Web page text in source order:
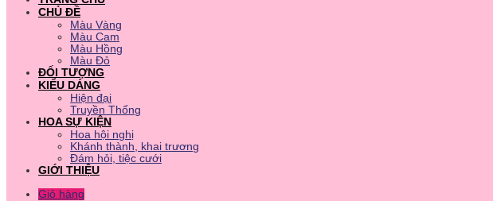
CHỦ ĐỀ
Màu Vàng
Màu Cam
Màu Hồng
Màu Đỏ
ĐỐI TƯỢNG
KIỂU DÁNG
Hiện đại
Truyền Thống
HOA SỰ KIỆN
Hoa hội nghị
Khánh thành, khai trương
Đám hỏi, tiệc cưới
GIỚI THIỆU
Giỏ hàng